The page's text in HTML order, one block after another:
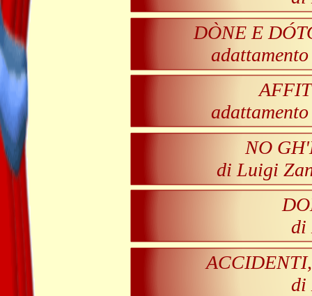
DÒNE E
NO
di Luigi
di
di